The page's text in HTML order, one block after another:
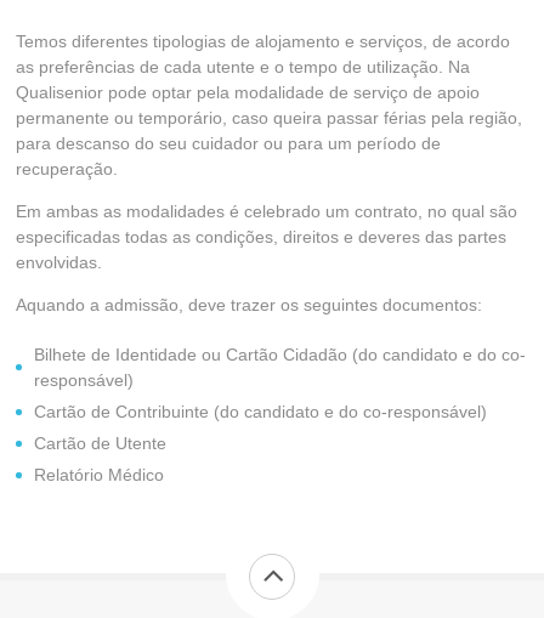
Temos diferentes tipologias de alojamento e serviços, de acordo
as preferências de cada utente e o tempo de utilização. Na
Qualisenior pode optar pela modalidade de serviço de apoio
permanente ou temporário, caso queira passar férias pela região,
para descanso do seu cuidador ou para um período de
recuperação.
Em ambas as modalidades é celebrado um contrato, no qual são
especificadas todas as condições, direitos e deveres das partes
envolvidas.
Aquando a admissão, deve trazer os seguintes documentos:
Bilhete de Identidade ou Cartão Cidadão (do candidato e do co-
responsável)
Cartão de Contribuinte (do candidato e do co-responsável)
Cartão de Utente
Relatório Médico